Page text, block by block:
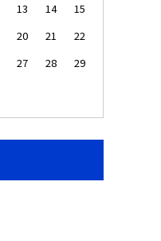
13 14
15
20 21
22
27 28
29